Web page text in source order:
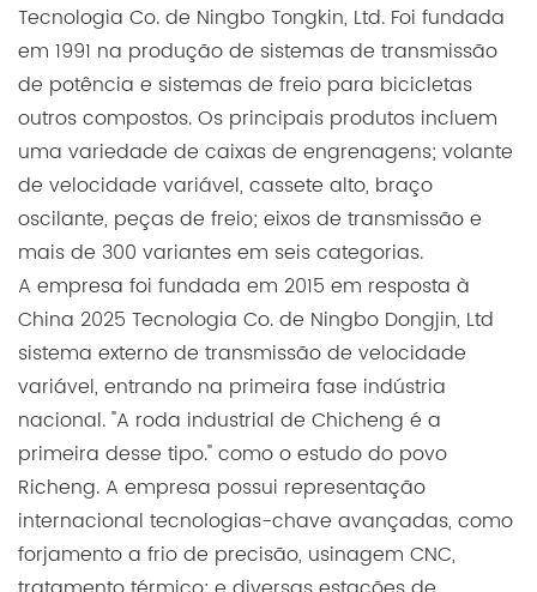
Tecnologia Co. de Ningbo Tongkin, Ltd. Foi fundada
em 1991 na produção de sistemas de transmissão
de potência e sistemas de freio para bicicletas
outros compostos. Os principais produtos incluem
uma variedade de caixas de engrenagens; volante
de velocidade variável, cassete alto, braço
oscilante, peças de freio; eixos de transmissão e
mais de 300 variantes em seis categorias.
A empresa foi fundada em 2015 em resposta à
China 2025 Tecnologia Co. de Ningbo Dongjin, Ltd
sistema externo de transmissão de velocidade
variável, entrando na primeira fase indústria
nacional. "A roda industrial de Chicheng é a
primeira desse tipo." como o estudo do povo
Richeng. A empresa possui representação
internacional tecnologias-chave avançadas, como
forjamento a frio de precisão, usinagem CNC,